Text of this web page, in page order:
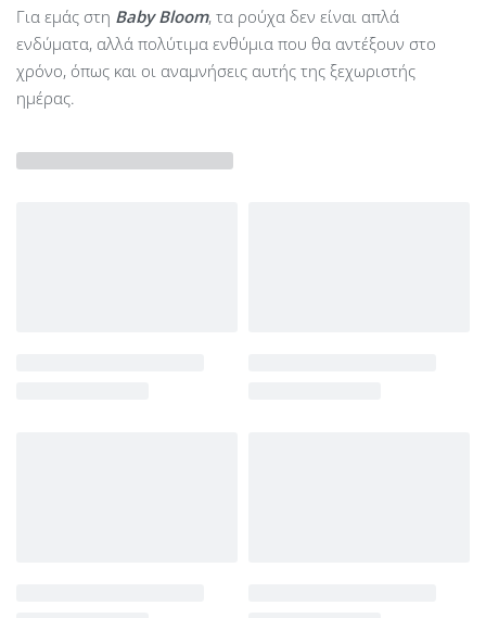
Για εμάς στη Baby Bloom, τα ρούχα δεν είναι απλά
ενδύματα, αλλά πολύτιμα ενθύμια που θα αντέξουν στο
χρόνο, όπως και οι αναμνήσεις αυτής της ξεχωριστής
ημέρας.